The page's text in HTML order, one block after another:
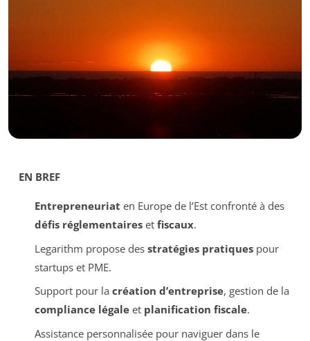
EN BREF
Entrepreneuriat en Europe de l’Est confronté à des
défis réglementaireset fiscaux.
Legarithm propose des stratégies pratiquespour
startups et PME.
Support pour la création d’entreprise, gestion de la
compliance légaleet planification fiscale.
Assistance personnalisée pour naviguer dans le